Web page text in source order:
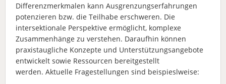
Differenzmerkmalen kann Ausgrenzungserfahrungen
potenzieren bzw. die Teilhabe erschweren. Die
intersektionale Perspektive ermöglicht, komplexe
Zusammenhänge zu verstehen. Daraufhin können
praxistaugliche Konzepte und Unterstützungsangebote
entwickelt sowie Ressourcen bereitgestellt
werden. Aktuelle Fragestellungen sind beispieslweise: